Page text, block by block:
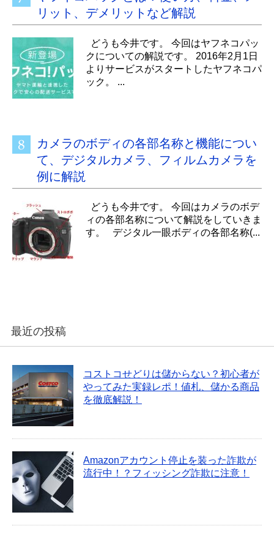
リット、デメリットなど解説
どうも今井です。 今回はヤフネコパッ
クについての解説です。 2016年2月1日
よりサービスがスタートしたヤフネコパ
ック。 ...
カメラのボディの各部名称と機能につい
て、デジタルカメラ、フィルムカメラを
例に解説
どうも今井です。 今回はカメラのボデ
ィの各部名称について解説をしていきま
す。 デジタル一眼ボディの各部名称(...
最近の投稿
コストコせどりは儲からない？初心者が
やってみた実録レポ！値札、儲かる商品
を徹底解説！
Amazonアカウント停止を装った詐欺が
流行中！？フィッシング詐欺に注意！